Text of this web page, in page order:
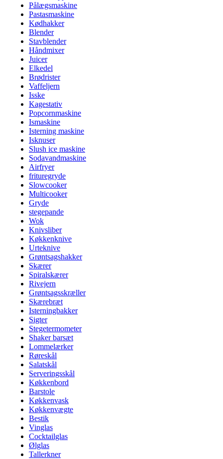
Pålægsmaskine
Pastasmaskine
Kødhakker
Blender
Stavblender
Håndmixer
Juicer
Elkedel
Brødrister
Vaffeljern
Isske
Kagestativ
Popcornmaskine
Ismaskine
Isterning maskine
Isknuser
Slush ice maskine
Sodavandmaskine
Airfryer
frituregryde
Slowcooker
Multicooker
Gryde
stegepande
Wok
Knivsliber
Køkkenknive
Urteknive
Grøntsagshakker
Skærer
Spiralskærer
Rivejern
Grøntsagsskræller
Skærebræt
Isterningbakker
Sigter
Stegetermometer
Shaker barsæt
Lommelærker
Røreskål
Salatskål
Serveringsskål
Køkkenbord
Barstole
Køkkenvask
Køkkenvægte
Bestik
Vinglas
Cocktailglas
Ølglas
Tallerkner